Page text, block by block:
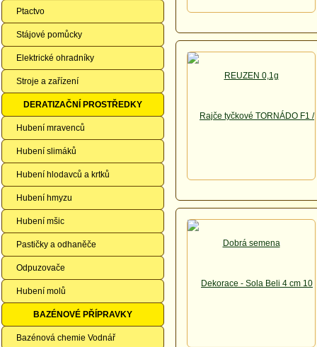
Ptactvo
Stájové pomůcky
Elektrické ohradníky
Stroje a zařízení
DERATIZAČNÍ PROSTŘEDKY
Hubení mravenců
Hubení slimáků
Hubení hlodavců a krtků
Hubení hmyzu
Hubení mšic
Pastičky a odhaněče
Odpuzovače
Hubení molů
BAZÉNOVÉ PŘÍPRAVKY
Bazénová chemie Vodnář